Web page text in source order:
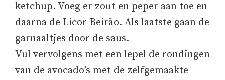
ketchup. Voeg er zout en peper aan toe en
daarna de Licor Beirão. Als laatste gaan de
garnaaltjes door de saus.
Vul vervolgens met een lepel de rondingen
van de avocado’s met de zelfgemaakte